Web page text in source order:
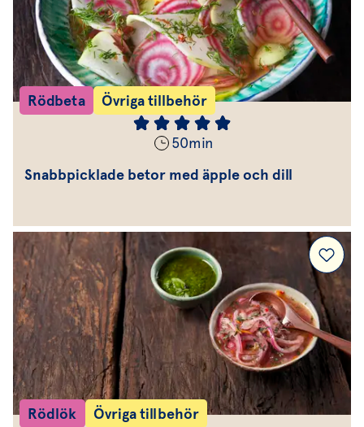
Rödbeta Övriga tillbehör
50min
Snabbpicklade betor med äpple och dill
Rödlök Övriga tillbehör